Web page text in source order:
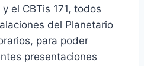
el CBTis 171, todos
del Planetario
para poder
presentaciones